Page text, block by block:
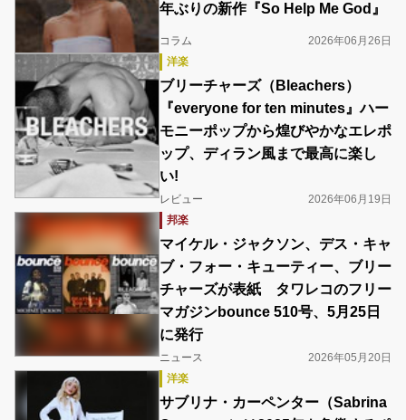
年ぶりの新作『So Help Me God』
コラム
2026年06月26日
洋楽
ブリーチャーズ（Bleachers）
『everyone for ten minutes』ハー
モニーポップから煌びやかなエレポ
ップ、ディラン風まで最高に楽し
い!
レビュー
2026年06月19日
邦楽
マイケル・ジャクソン、デス・キャ
ブ・フォー・キューティー、ブリー
チャーズが表紙 タワレコのフリー
マガジンbounce 510号、5月25日
に発行
ニュース
2026年05月20日
洋楽
サブリナ・カーペンター（Sabrina